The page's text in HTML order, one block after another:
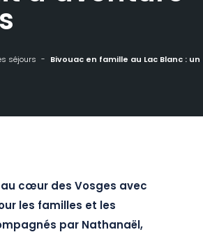
séjours Bivouac en famille au Lac Blanc : une nuit d’aventure sous les étoiles
cœur des Vosges avec
les familles et les
par Nathanaël,